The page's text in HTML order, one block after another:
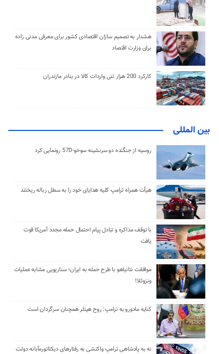
هشدار به تصمیم سازان اقتصادی کشور برای معرفی مدنی زاده
برای وزارت اقتصاد
کارکرد 200 هزار تنی واردات کالا در بنادر مازندران
بین المللی
روسیه از جنگنده دو سرنشینه سوخو-57D رونمایی کرد
هیأت همراه ترامپ کلیه هدایای خود را به سطل زباله ریختند
با توقف مذاکره و تبادل پیام احتمال حمله مجدد آمریکا قوت
یافت
موافقت نتانیاهو با طرح حمله به ایران؛ سناریویی مشابه عملیات
ونزوئلا!
کنایه مادورو به ترامپ: روح هیتلر همچنان سرگردان است
نه به پادشاهی ترامپ واکنشی به رفتارهای دیکتاتورمآبانه دولت